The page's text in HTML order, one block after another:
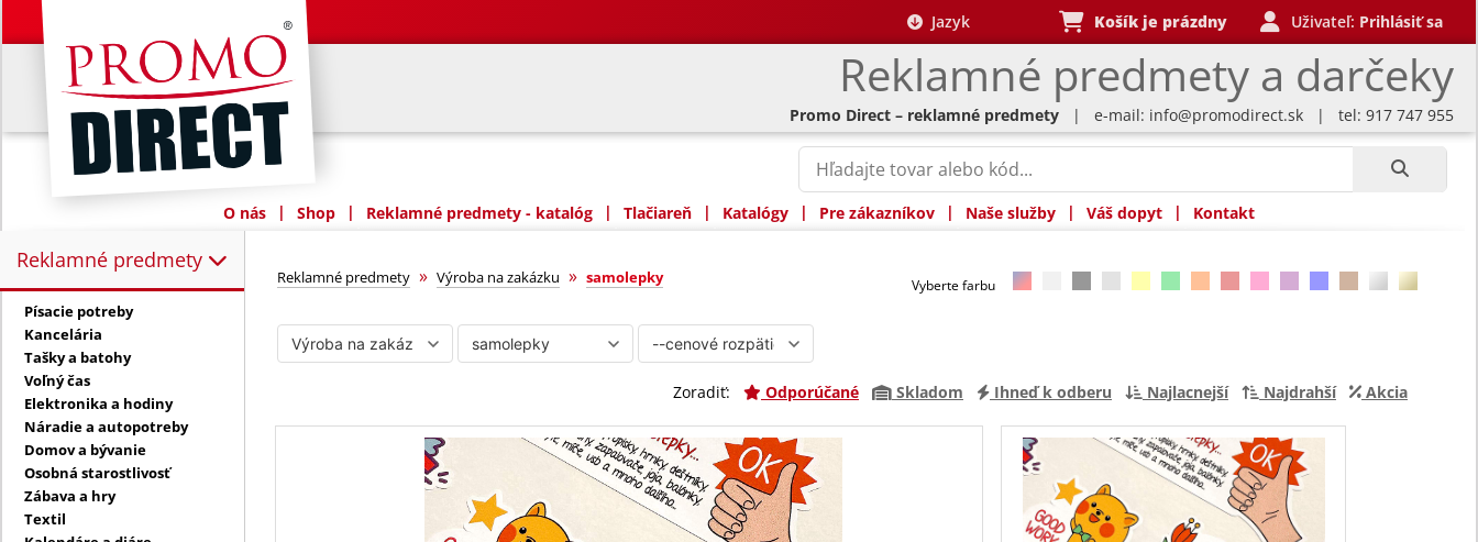
Reklamné predmety a darčeky
Jazyk Košík je prázdny Uživateľ: Prihlásiť sa
Promo Direct – reklamné predmety | e-mail: info@promodirect.sk | tel: 917 747 955
O nás | Shop | Reklamné predmety - katalóg | Tlačiareň | Katalógy | Pre zákazníkov | Naše služby | Váš dopyt | Kontakt
Reklamné predmety
Reklamné predmety:
Písacie potreby
Kancelária
Tašky a batohy
Voľný čas
Elektronika a hodiny
Náradie a autopotreby
Domov a bývanie
Osobná starostlivosť
Zábava a hry
Textil
samolepky
Reklamné predmety » Výroba na zakázku » samolepky Vyberte farbu
Zoradiť: Odporúčané Skladom Ihneď k odberu Najlacnejší Najdrahší Akcia